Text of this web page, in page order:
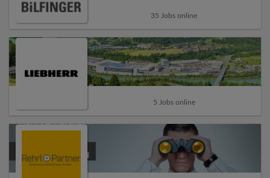
35 Jobs online
5 Jobs online